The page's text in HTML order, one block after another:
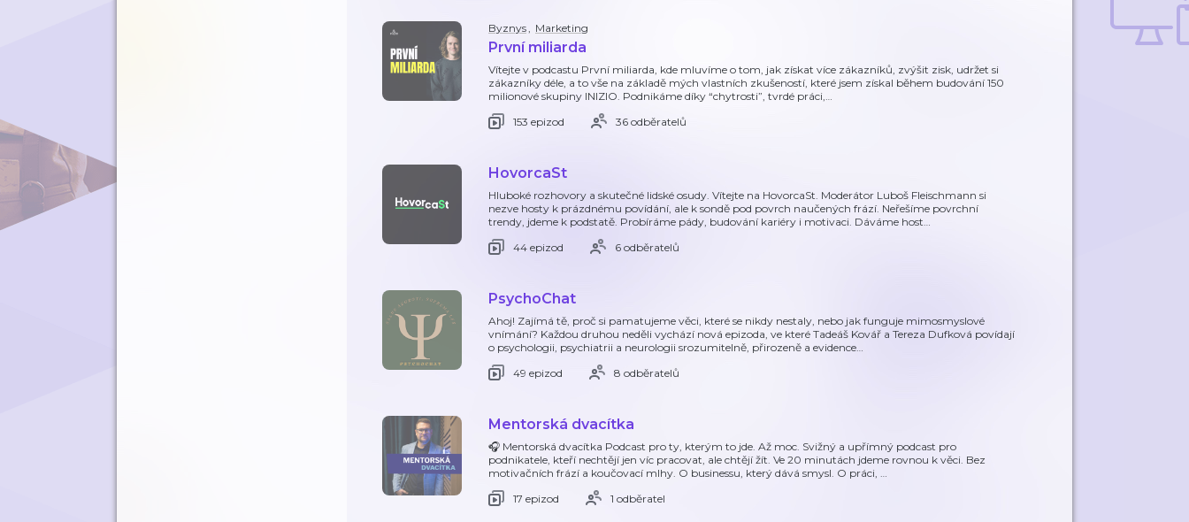
Byznys, Marketing
První miliarda
Vítejte v podcastu První miliarda, kde mluvíme o tom, jak získat více zákazníků, zvýšit zisk, udržet si
zákazníky déle, a to vše na základě mých vlastních zkušeností, které jsem získal během budování 150
milionové skupiny INIZIO. Podnikáme díky “chytrosti”, tvrdé práci,…
153 epizod
36 odběratelů
HovorcaSt
Hluboké rozhovory a skutečné lidské osudy. Vítejte na HovorcaSt. Moderátor Luboš Fleischmann si
nezve hosty k prázdnému povídání, ale k sondě pod povrch naučených frází. Neřešíme povrchní
trendy, jdeme k podstatě. Probíráme pády, budování kariéry i motivaci. Dáváme host…
44 epizod
6 odběratelů
PsychoChat
Ahoj! Zajímá tě, proč si pamatujeme věci, které se nikdy nestaly, nebo jak funguje mimosmyslové
vnímání? Každou druhou neděli vychází nová epizoda, ve které Tadeáš Kovář a Tereza Dufková povídají
o psychologii, psychiatrii a neurologii srozumitelně, přirozeně a evidence…
49 epizod
8 odběratelů
Mentorská dvacítka
🎧 Mentorská dvacítka Podcast pro ty, kterým to jde. Až moc. Svižný a upřímný podcast pro
podnikatele, kteří nechtějí jen víc pracovat, ale chtějí žít. Ve 20 minutách jdeme rovnou k věci. Bez
motivačních frází a koučovací mlhy. O businessu, který dává smysl. O práci, …
17 epizod
1 odběratel